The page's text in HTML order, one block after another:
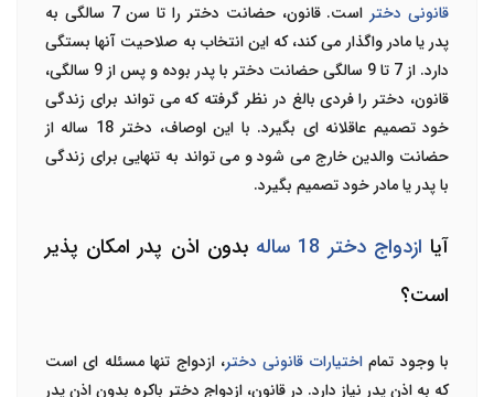
قانونی دختر
است. قانون، حضانت دختر را تا سن 7 سالگی به
پدر یا مادر واگذار می کند، که این انتخاب به صلاحیت آنها بستگی
دارد. از 7 تا 9 سالگی حضانت دختر با پدر بوده و پس از 9 سالگی،
قانون، دختر را فردی بالغ در نظر گرفته که می تواند برای زندگی
خود تصمیم عاقلانه ای بگیرد. با این اوصاف، دختر 18 ساله از
حضانت والدین خارج می شود و می تواند به تنهایی برای زندگی
با پدر یا مادر خود تصمیم بگیرد.
آیا ازدواج دختر 18 ساله
بدون اذن پدر امکان پذیر
است؟
با وجود تماماختیارات قانونی دختر، ازدواج تنها مسئله ای است
که به اذن پدر نیاز دارد. در قانون، ازدواج دختر باکره بدون اذن پدر